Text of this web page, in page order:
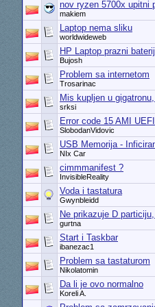
nov ryzen 5700x upitni
makiem
Laptop nema sliku
worldwideweb
HP Laptop prazni
Bujosh
Problem sa internetom
Trosarinac
Mis kupljen u
srksi
Error code 15 AMI UEFI
SlobodanVidovic
USB Memorija -
NIx Car
cimmmanifest ?
InvisibleReality
Voda i tastatura
Gwynbleidd
Ne prikazuje D
gurtna
Start i Taskbar
ibanezac1
Problem sa tastaturom
Nikolatomin
Da li je ovo normalno
Koreli A.